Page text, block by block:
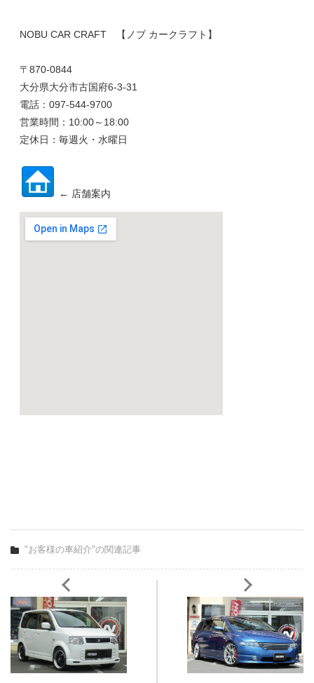
NOBU CAR CRAFT 【ノブ カークラフト】
〒870-0844
大分県大分市古国府6-3-31
電話：097-544-9700
営業時間：10:00～18:00
定休日：毎週火・水曜日
← 店舗案内
"お客様の車紹介"の関連記事